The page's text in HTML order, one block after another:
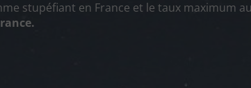
stupéfiant en France et le taux maximum